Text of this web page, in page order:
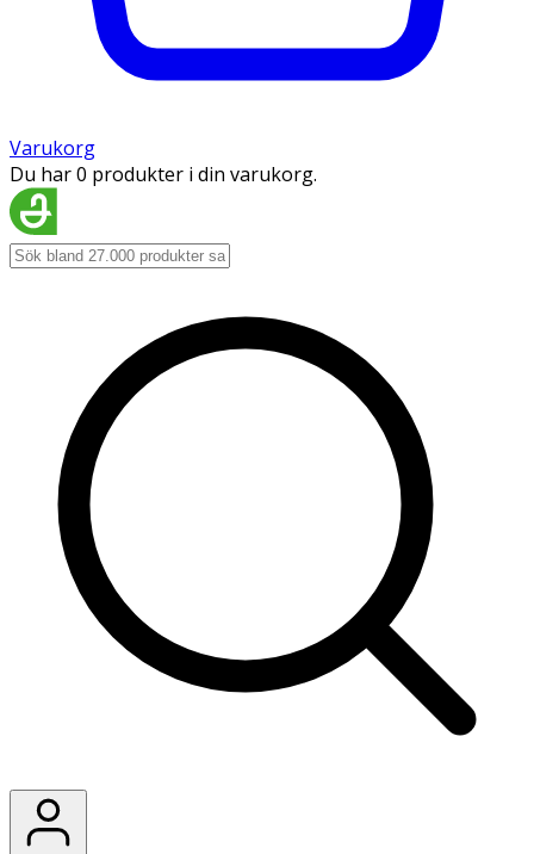
Varukorg
Du har 0 produkter i din varukorg.